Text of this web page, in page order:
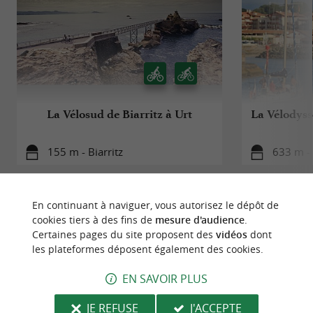
La Vélosud de Biarritz à Urt
155 m - Biarritz
La
633 m
À DÉCOUVRIRAUX ALENTOURS
Découvrir S'informer Se loger
En continuant à naviguer, vous autorisez le dépôt de
cookies tiers à des fins de mesure d'audience.
Certaines pages du site proposent des vidéosdont
les plateformes déposent également des cookies.
EN SAVOIR PLUS
JE REFUSE
J'ACCEPTE